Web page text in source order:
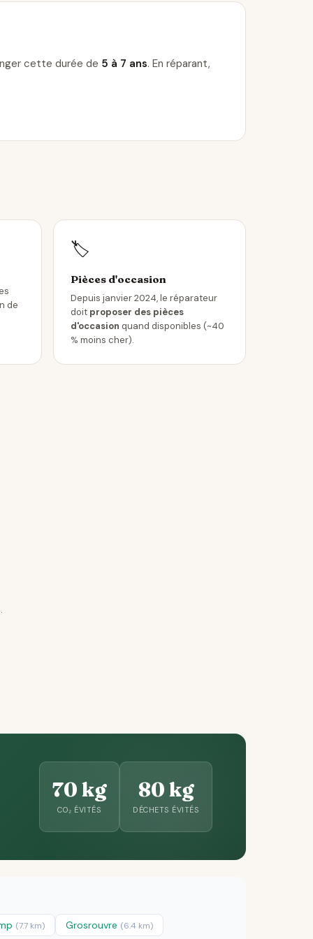
cette durée de 5 à 7 ans. En réparant,
de
🏷️
Pièces d'occasion
Depuis janvier 2024, le réparateur
doit proposer des pièces
d'occasion quand disponibles (~40
% moins cher).
70 kg
CO₂ ÉVITÉS
80 kg
DÉCHETS ÉVITÉS
(7.7 km) Grosrouvre (6.4 km)